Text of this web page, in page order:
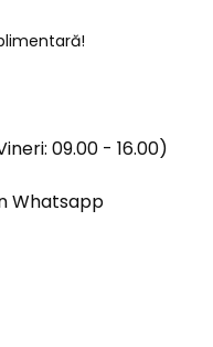
09.00 - 16.00)
Whatsapp